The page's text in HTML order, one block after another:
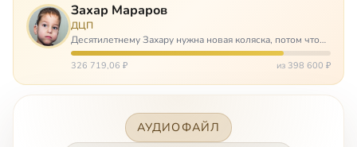
Захар Мараров
ДЦП
Десятилетнему Захару нужна новая коляска, потом что
старая сломалась. А без коляски он не сможет не только
просто выходить из дома, но и продолжать лечение в
326 719,06 ₽ из 398 600 ₽
АУДИОФАЙЛ